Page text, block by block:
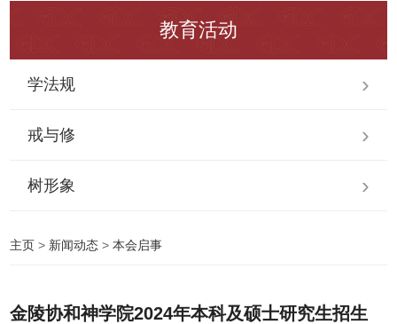
教育活动
学法规
戒与修
树形象
主页 > 新闻动态 >本会启事
金陵协和神学院2024年本科及硕士研究生招生